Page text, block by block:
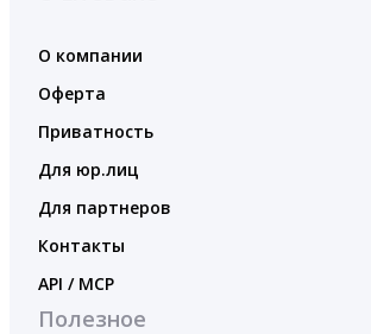
О компании
Оферта
Приватность
Для юр.лиц
Для партнеров
Контакты
API / MCP
Полезное